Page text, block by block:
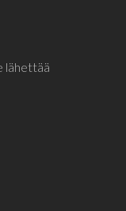
lähettää